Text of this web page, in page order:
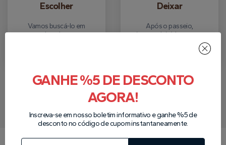
Escolher
Vamos buscá-lo em
seu hotel para o
Deixar
Após o passeio,
iremos deixá-lo em seu
Escreva-nos no WhatsApp
GANHE %5 DE DESCONTO
AGORA!
Inscreva-se em nosso boletim informativo e ganhe %5 de
desconto no código de cupom instantaneamente.